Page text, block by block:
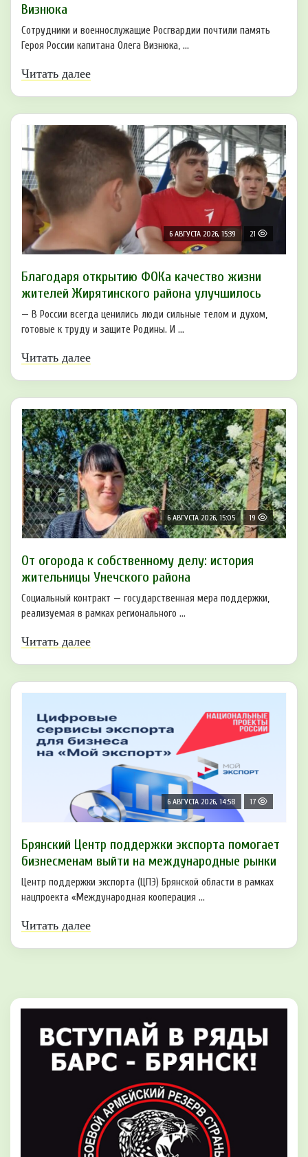
Визнюка
Сотрудники и военнослужащие Росгвардии почтили память
Героя России капитана Олега Визнюка, ...
Читать далее
6 АВГУСТА 2026, 15:39 21
Благодаря открытию ФОКа качество жизни
жителей Жирятинского района улучшилось
— В России всегда ценились люди сильные телом и духом,
готовые к труду и защите Родины. И ...
Читать далее
6 АВГУСТА 2026, 15:05 19
От огорода к собственному делу: история
жительницы Унечского района
Социальный контракт — государственная мера поддержки,
реализуемая в рамках регионального ...
Читать далее
6 АВГУСТА 2026, 14:58 17
Брянский Центр поддержки экспорта помогает
бизнесменам выйти на международные рынки
Центр поддержки экспорта (ЦПЭ) Брянской области в рамках
нацпроекта «Международная кооперация ...
Читать далее